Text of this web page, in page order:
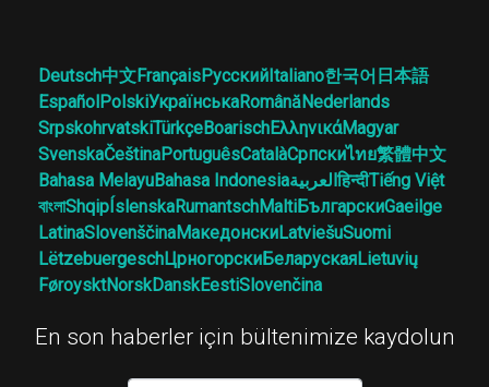
Deutsch中文FrançaisРусскийItaliano한국어 日本語
EspañolPolskiУкраїнськаRomânăNederlands
SrpskohrvatskiTürkçeBoarischΕλληνικάMagyar
SvenskaČeštinaPortuguêsCatalàСрпскиไทย繁體中文
Bahasa MelayuBahasa Indonesiaالعربيةहिन्दीTiếng Việt
বাংলাShqipÍslenskaRumantschMaltiБългарскиGaeilge
LatinaSlovenščinaМакедонскиLatviešuSuomi
LëtzebuergeschЦрногорскиБеларускаяLietuvių
FøroysktNorskDanskEestiSlovenčina
En son haberler için bültenimize kaydolun